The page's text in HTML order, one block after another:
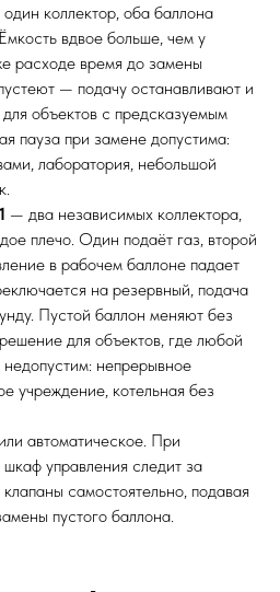
коллектор, оба баллона
вдвое больше, чем у
расходе время до замены
— подачу останавливают и
объектов с предсказуемым
пауза при замене допустима:
лаборатория, небольшой
— два независимых коллектора,
плечо. Один подаёт газ, второй
в рабочем баллоне падает
на резервный, подача
Пустой баллон меняют без
для объектов, где любой
непрерывное
учреждение, котельная без
автоматическое. При
управления следит за
самостоятельно, подавая
пустого баллона.